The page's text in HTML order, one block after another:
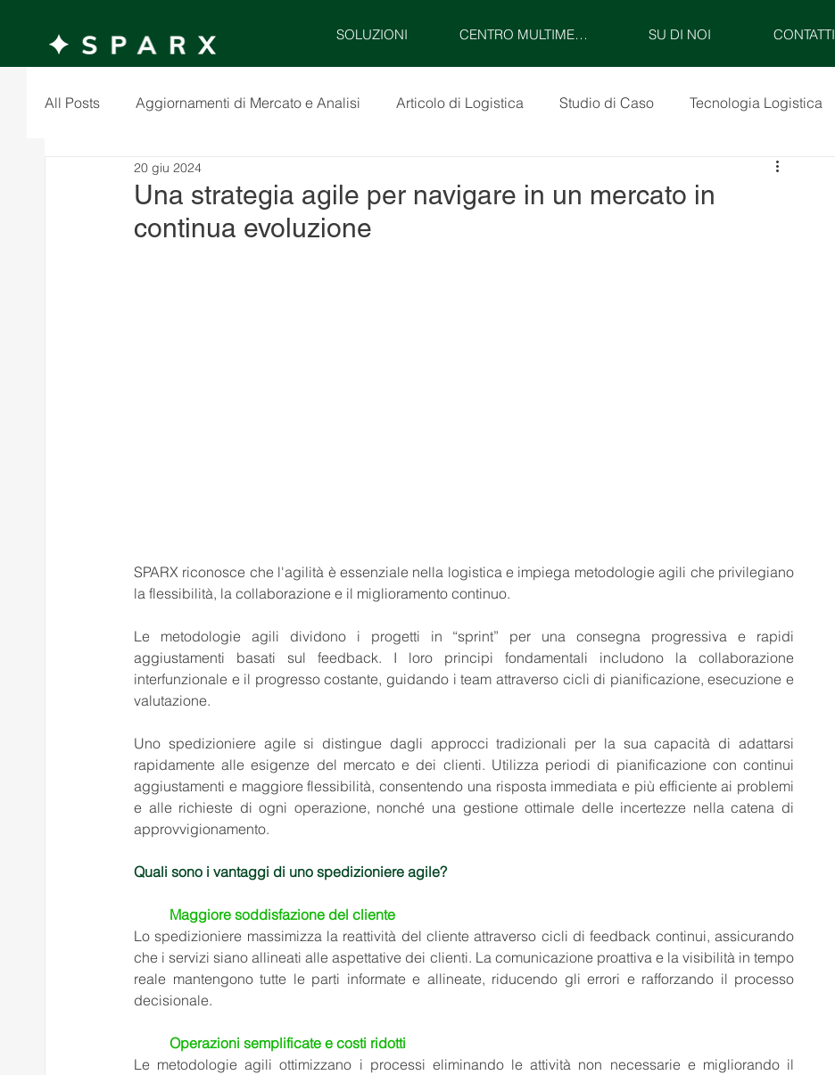
SOLUZIONI SU DI NOI CONTATTI
CENTRO MULTIMEDIALE
All Posts Aggiornamenti di Mercato e Analisi Articolo di Logistica Studio di Caso Tecnologia Logistica
Una strategia agile per navigare in un mercato in
continua evoluzione
20 giu 2024
SPARX riconosce che l'agilità è essenziale nella logistica e impiega metodologie agili che privilegiano
la flessibilità, la collaborazione e il miglioramento continuo.
Le metodologie agili dividono i progetti in “sprint” per una consegna progressiva e rapidi
aggiustamenti basati sul feedback. I loro principi fondamentali includono la collaborazione
interfunzionale e il progresso costante, guidando i team attraverso cicli di pianificazione, esecuzione e
valutazione.
Uno spedizioniere agile si distingue dagli approcci tradizionali per la sua capacità di adattarsi
rapidamente alle esigenze del mercato e dei clienti. Utilizza periodi di pianificazione con continui
aggiustamenti e maggiore flessibilità, consentendo una risposta immediata e più efficiente ai problemi
e alle richieste di ogni operazione, nonché una gestione ottimale delle incertezze nella catena di
approvvigionamento.
Quali sono i vantaggi di uno spedizioniere agile?
Maggiore soddisfazione del cliente
Lo spedizioniere massimizza la reattività del cliente attraverso cicli di feedback continui, assicurando
che i servizi siano allineati alle aspettative dei clienti. La comunicazione proattiva e la visibilità in tempo
reale mantengono tutte le parti informate e allineate, riducendo gli errori e rafforzando il processo
decisionale.
Operazioni semplificate e costi ridotti
Le metodologie agili ottimizzano i processi eliminando le attività non necessarie e migliorando il